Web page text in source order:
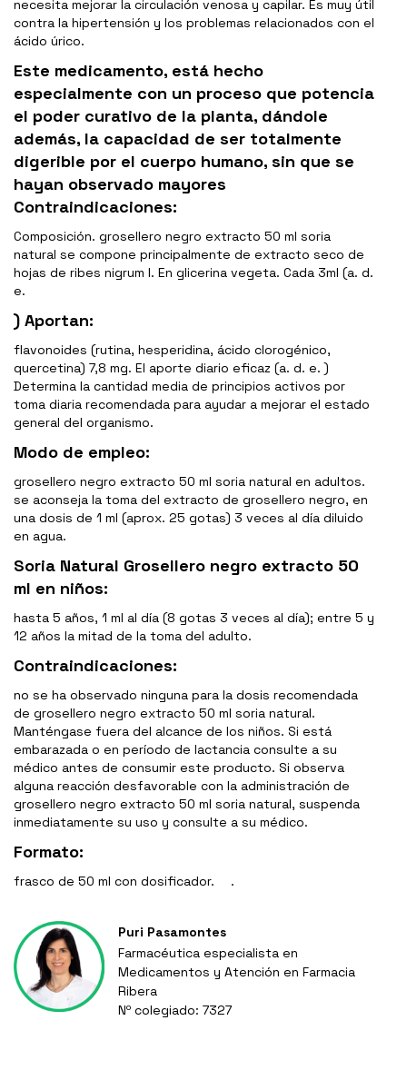
necesita mejorar la circulación venosa y capilar. Es muy útil
contra la hipertensión y los problemas relacionados con el
ácido úrico.
Este medicamento, está hecho
especialmente con un proceso que potencia
el poder curativo de la planta, dándole
además, la capacidad de ser totalmente
digerible por el cuerpo humano, sin que se
hayan observado mayores
Contraindicaciones:
Composición. grosellero negro extracto 50 ml soria
natural se compone principalmente de extracto seco de
hojas de ribes nigrum l. En glicerina vegeta. Cada 3ml (a. d.
e.
) Aportan:
flavonoides (rutina, hesperidina, ácido clorogénico,
quercetina) 7,8 mg. El aporte diario eficaz (a. d. e. )
Determina la cantidad media de principios activos por
toma diaria recomendada para ayudar a mejorar el estado
general del organismo.
Modo de empleo:
grosellero negro extracto 50 ml soria natural en adultos.
se aconseja la toma del extracto de grosellero negro, en
una dosis de 1 ml (aprox. 25 gotas) 3 veces al día diluido
en agua.
Soria Natural Grosellero negro extracto 50
ml en niños:
hasta 5 años, 1 ml al día (8 gotas 3 veces al día); entre 5 y
12 años la mitad de la toma del adulto.
Contraindicaciones:
no se ha observado ninguna para la dosis recomendada
de grosellero negro extracto 50 ml soria natural.
Manténgase fuera del alcance de los niños. Si está
embarazada o en período de lactancia consulte a su
médico antes de consumir este producto. Si observa
alguna reacción desfavorable con la administración de
grosellero negro extracto 50 ml soria natural, suspenda
inmediatamente su uso y consulte a su médico.
Formato:
frasco de 50 ml con dosificador. .
Puri Pasamontes
Farmacéutica especialista en
Medicamentos y Atención en Farmacia
Ribera
Nº colegiado: 7327